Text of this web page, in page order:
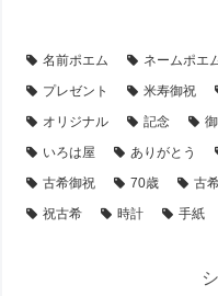
名前ポエム ネームポエ
プレゼント
米寿御祝
オリジナル
記念
いろは屋
ありがとう
古希御祝
70歳 古
祝古希
時計 手紙